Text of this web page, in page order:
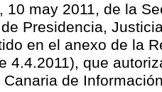
10 may 2011, de la
Presidencia,
en el anexo de la
4.4.2011), que
de